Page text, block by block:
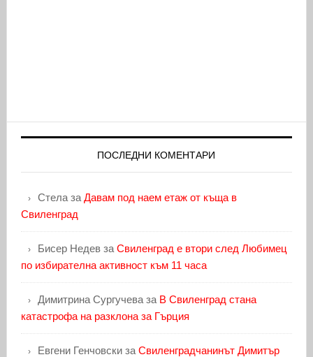
ПОСЛЕДНИ КОМЕНТАРИ
Стелаза Давам под наем етаж от къща в
Свиленград
Бисер Недевза Свиленград е втори след Любимец
по избирателна активност към 11 часа
Димитрина Сургучеваза В Свиленград стана
катастрофа на разклона за Гърция
Евгени Генчовскиза Свиленградчанинът Димитър